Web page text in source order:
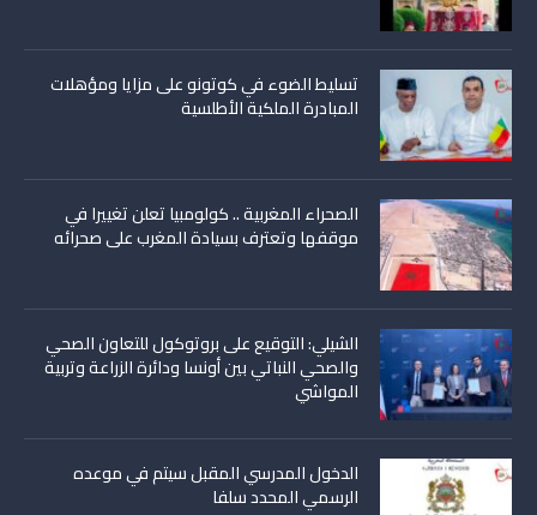
تسليط الضوء في كوتونو على مزايا ومؤهلات
المبادرة الملكية الأطلسية
الصحراء المغربية .. كولومبيا تعلن تغييرا في
موقفها وتعترف بسيادة المغرب على صحرائه
الشيلي: التوقيع على بروتوكول للتعاون الصحي
والصحي النباتي بين أونسا ودائرة الزراعة وتربية
المواشي
الدخول المدرسي المقبل سیتم في موعده
الرسمي المحدد سلفا